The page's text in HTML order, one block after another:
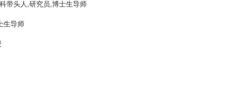
带头人,研究员,博士生导师
生导师